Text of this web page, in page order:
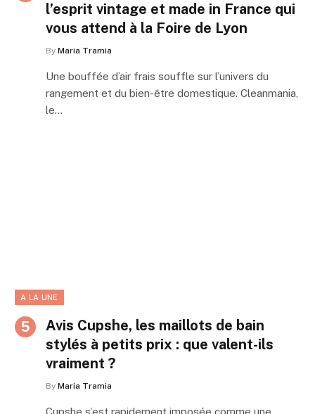
l’esprit vintage et made in France qui
vous attend à la Foire de Lyon
By Maria Tramia
Une bouffée d’air frais souffle sur l’univers du
rangement et du bien-être domestique. Cleanmania,
le…
A LA UNE
Avis Cupshe, les maillots de bain
stylés à petits prix : que valent-ils
vraiment ?
By Maria Tramia